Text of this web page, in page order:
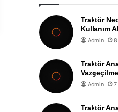
Traktör
Kullanım
Admin 8
Traktör
Admin 7
Traktör